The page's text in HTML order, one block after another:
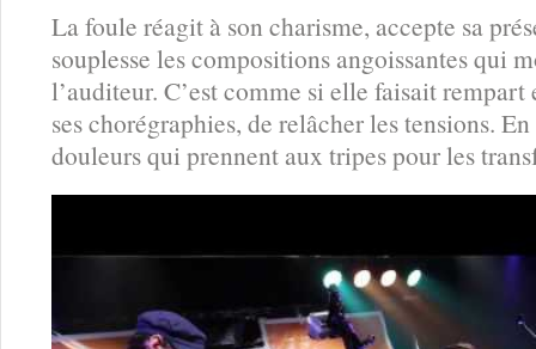
La foule réagit à son charisme, accepte sa
souplesse les compositions angoissantes qui
l’auditeur. C’est comme si elle faisait
ses chorégraphies, de relâcher les tensions.
douleurs qui prennent aux tripes pour les